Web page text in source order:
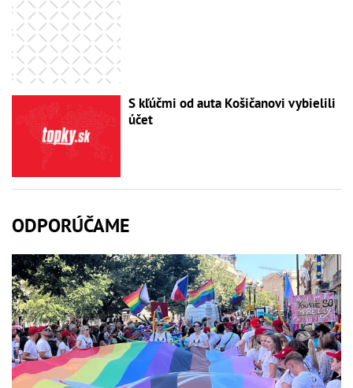
S kľúčmi od auta Košičanovi vybielili
účet
ODPORÚČAME